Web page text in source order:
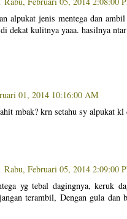
alpukat jenis mentega dan
dekat kulitnya yaaa. hasilnya
01, 2014 10:16:00 AM
mbak? krn setahu sy alpukat
Rabu, Februari 05, 2014 2:09:00
yg tebal dagingnya, keruk
terambil, Dengan gula dan